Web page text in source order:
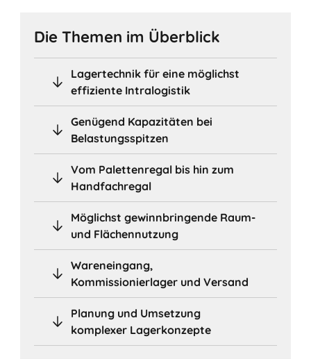
Die Themen im Überblick
Lagertechnik für eine möglichst
effiziente Intralogistik
Genügend Kapazitäten bei
Belastungsspitzen
Vom Palettenregal bis hin zum
Handfachregal
Möglichst gewinnbringende Raum-
und Flächennutzung
Wareneingang,
Kommissionierlager und Versand
Planung und Umsetzung
komplexer Lagerkonzepte